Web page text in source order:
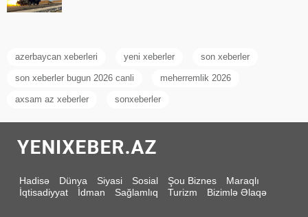
azerbaycan xeberleri yeni xeberler son xeberler
son xeberler bugun 2026 canli meherremlik 2026
axsam az xeberler sonxeberler
Hadisə Dünya Siyasi Sosial Şou Biznes
Maraqlı
İqtisadiyyat
İdman Sağlamlıq Turizm Bizimlə Əlaqə